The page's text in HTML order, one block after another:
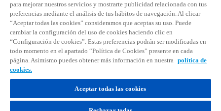
Carreras
s
e
b
e
s
e
b
r
e
s
e
b
r
e
s
e
b
r
e
s
e
b
e
s
e
a
b
e
Aviso legal Privacidad Política de cookies
© 2026 KPMG, S.A., sociedad anónima española y firma miembro de la
organización global de KPMG de firmas miembro independientes
afiliadas a KPMG International Limited, sociedad inglesa limitada por
para mejorar nuestros servicios y mostrarte publicidad relacionada con tus
preferencias mediante el análisis de tus hábitos de navegación. Al clicar
“Aceptar todas las cookies” consideramos que aceptas su uso. Puede
cambiar la configuración del uso de cookies haciendo clic en
“Configuración de cookies”. Estas preferencias podrán ser modificadas en
todo momento en el apartado “Política de Cookies” presente en cada
página. Asimismo puedes obtener más información en nuestra política de
cookies.
Aceptar todas las cookies